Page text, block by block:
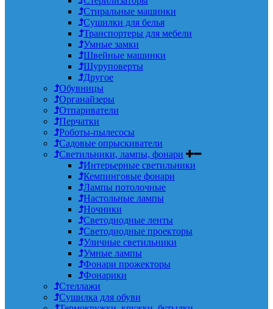
Стиральные машинки
Сушилки для белья
Транспортеры для мебели
Умные замки
Швейные машинки
Шуруповерты
Другое
Обувницы
Органайзеры
Отпариватели
Перчатки
Роботы-пылесосы
Садовые опрыскиватели
Светильники, лампы, фонари
Интерьерные светильники
Кемпинговые фонари
Лампы потолочные
Настольные лампы
Ночники
Светодиодные ленты
Светодиодные проекторы
Уличные светильники
Умные лампы
Фонари прожекторы
Фонарики
Стеллажи
Сушилка для обуви